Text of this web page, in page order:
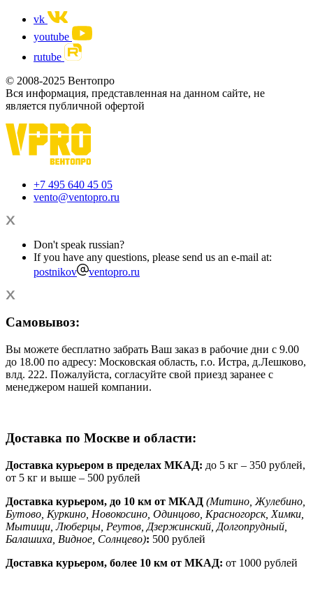
vk
youtube
rutube
© 2008-2025 Вентопро
Вся информация, представленная на данном сайте, не
является публичной офертой
+7 495 640 45 05
vento@ventopro.ru
Don't speak russian?
If you have any questions, please send us an e-mail at:
postnikov
ventopro.ru
Самовывоз:
Вы можете бесплатно забрать Ваш заказ в рабочие дни с 9.00
до 18.00 по адресу: Московская область, г.о. Истра, д.Лешково,
влд. 222. Пожалуйста, согласуйте свой приезд заранее с
менеджером нашей компании.
Доставка по Москве и области:
Доставка курьером в пределах МКАД: до 5 кг – 350 рублей,
от 5 кг и выше – 500 рублей
Доставка курьером, до 10 км от МКАД (Митино, Жулебино,
Бутово, Куркино, Новокосино, Одинцово, Красногорск, Химки,
Мытищи, Люберцы, Реутов, Дзержинский, Долгопрудный,
Балашиха, Видное, Солнцево): 500 рублей
Доставка курьером, более 10 км от МКАД: от 1000 рублей